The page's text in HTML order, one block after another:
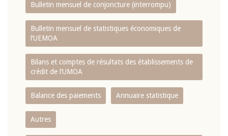
Bulletin mensuel de conjoncture (interrompu)
Bulletin mensuel de statistiques économiques de
l‘UEMOA
Bilans et comptes de résultats des établissements de
crédit de l‘UMOA
Balance des paiements Annuaire statistique
Autres